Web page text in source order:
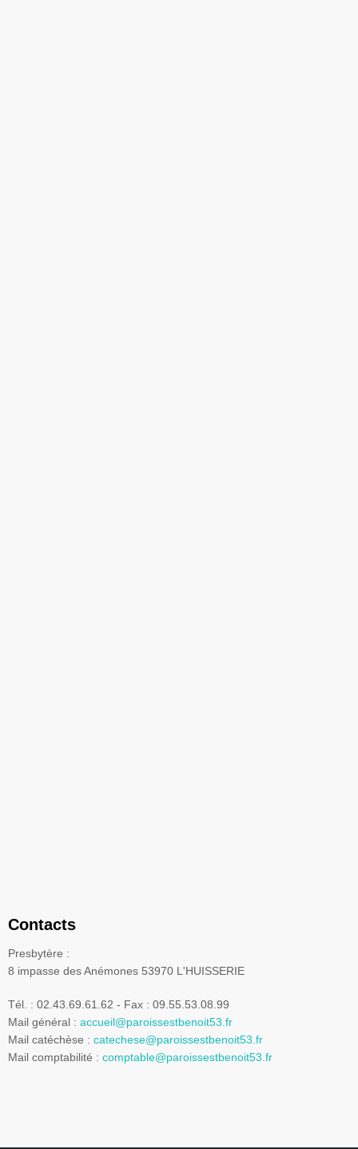
Contacts
Presbytère :
8 impasse des Anémones 53970 L'HUISSERIE
Tél. : 02.43.69.61.62 - Fax : 09.55.53.08.99
Mail général : accueil@paroissestbenoit53.fr
Mail catéchèse : catechese@paroissestbenoit53.fr
Mail comptabilité : comptable@paroissestbenoit53.fr